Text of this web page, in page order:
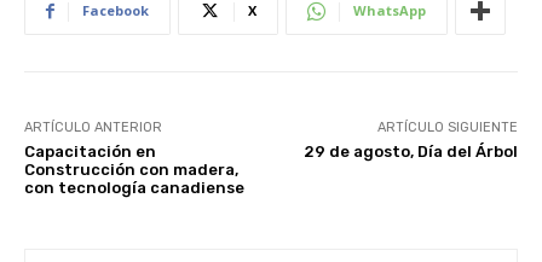
Facebook X WhatsApp
ARTÍCULO ANTERIOR
Capacitación en
Construcción con madera,
con tecnología canadiense
ARTÍCULO SIGUIENTE
29 de agosto, Día del Árbol